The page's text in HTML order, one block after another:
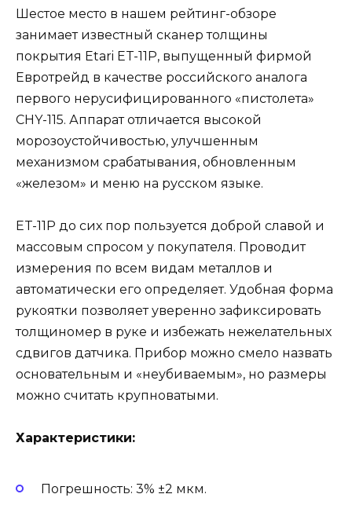
Шестое место в нашем рейтинг-обзоре
занимает известный сканер толщины
покрытия Etari ET-11Р, выпущенный фирмой
Евротрейд в качестве российского аналога
первого нерусифицированного «пистолета»
CHY-115. Аппарат отличается высокой
морозоустойчивостью, улучшенным
механизмом срабатывания, обновленным
«железом» и меню на русском языке.
ET-11Р до сих пор пользуется доброй славой и
массовым спросом у покупателя. Проводит
измерения по всем видам металлов и
автоматически его определяет. Удобная форма
рукоятки позволяет уверенно зафиксировать
толщиномер в руке и избежать нежелательных
сдвигов датчика. Прибор можно смело назвать
основательным и «неубиваемым», но размеры
можно считать крупноватыми.
Характеристики:
Погрешность: 3% ±2 мкм.